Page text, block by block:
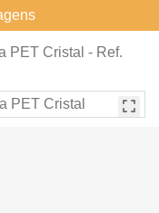
PET Cristal - Ref.